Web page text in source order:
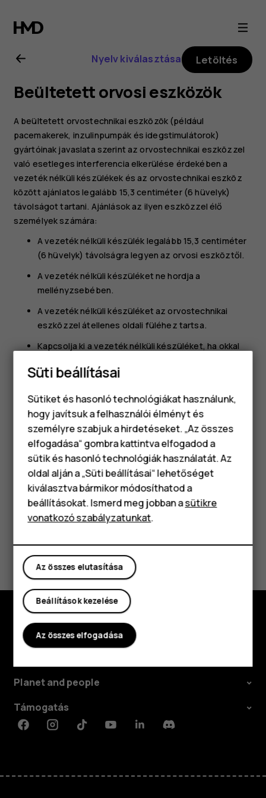
Nokia
4.2
felhasználói
kézikönyv
Okostelefonok
Klasszikus telefonok
Tartozékok
Táblagépek
Nyelv kiválasztása Letöltés
Beültetett orvosi eszközök
A beültetett orvostechnikai eszközök (például
pacemakerek, inzulinpumpák és idegstimulátorok)
gyártóinak javaslata szerint az orvostechnikai eszközzel
való esetleges interferencia elkerülése érdekében a
vezeték nélküli készülékek és az orvostechnikai eszköz
között ajánlatos legalább 15,3 centiméter (6 hüvelyk)
távolságot tartani. Ajánlások az ilyen eszközzel élő
személyek számára:
A vezeték nélküli készülék legalább 15,3 centiméter
(6 hüvelyk) távolságra legyen az orvosi eszköztől.
A vezeték nélküli készüléket ne hordja a
mellényzsebében.
A vezeték nélküli készüléket az orvostechnikai
eszközzel átellenes oldali füléhez tartsa.
Kapcsolja ki a vezeték nélküli készüléket, ha okkal
Tartsa be a beültetett orvostechnikai eszköz
gyártójának utasításait.
Ha kérdése van a vezeték nélküli készülék beültetett
orvostechnikai eszközzel együtt történő használatával
kapcsolatban, akkor forduljon egészségügyi
szolgáltatójához (pl. a háziorvosához).
Hasznosnak találtad?
Igen Nem
Fedezd fel
Planet and people
Támogatás
FacebookInstagramTiktokYoutubeLinkedinDiscord
Süti beállításai
Sütiket és hasonló technológiákat használunk,
hogy javítsuk a felhasználói élményt és
személyre szabjuk a hirdetéseket. „Az összes
elfogadása“ gombra kattintva elfogadod a
sütik és hasonló technológiák használatát. Az
oldal alján a „Süti beállításai“ lehetőséget
kiválasztva bármikor módosíthatod a
beállításokat. Ismerd meg jobban asütikre
vonatkozó szabályzatunkat.
Az összes elutasítása
Beállítások kezelése
Az összes elfogadása